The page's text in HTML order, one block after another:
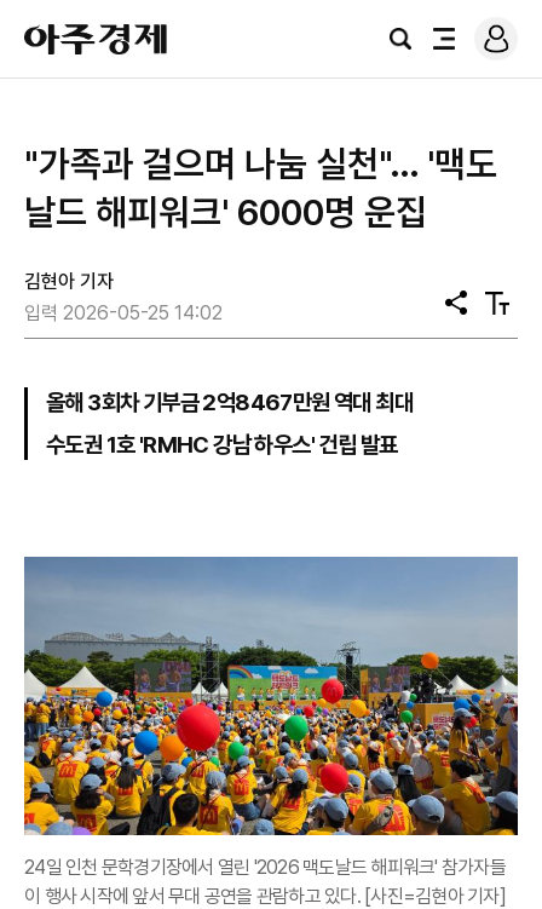
아
주
경
검
전
로
그
"가족과 걸으며 나눔 실천"… '맥도
날드 해피워크' 6000명 운집
김현아 기자
입력 2026-05-25 14:02
공
유
텍
스
올해 3회차 기부금 2억8467만원 역대 최대
수도권 1호 'RMHC 강남 하우스' 건립 발표
24일 인천 문학경기장에서 열린 '2026 맥도날드 해피워크' 참가자들
이 행사 시작에 앞서 무대 공연을 관람하고 있다. [사진=김현아 기자]